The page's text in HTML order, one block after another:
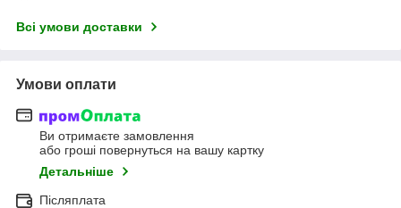
Всі умови доставки
Умови оплати
Ви отримаєте замовлення
або гроші повернуться на вашу картку
Детальніше
Післяплата